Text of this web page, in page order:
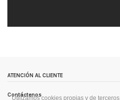
ATENCIÓN AL CLIENTE
Contáctenos
Utilizamos cookies propias y de